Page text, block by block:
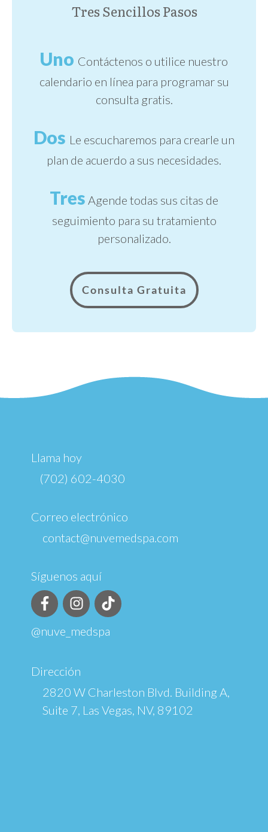
Tres Sencillos Pasos
Uno Contáctenos o utilice nuestro
calendario en línea para programar su
consulta gratis.
Dos Le escucharemos para crearle un
plan de acuerdo a sus necesidades.
Tres Agende todas sus citas de
seguimiento para su tratamiento
personalizado.
Consulta Gratuita
Llama hoy
(702) 602-4030
Correo electrónico
contact@nuvemedspa.com
Síguenos aquí
@nuve_medspa
Dirección
2820 W Charleston Blvd. Building A,
Suite 7, Las Vegas, NV, 89102